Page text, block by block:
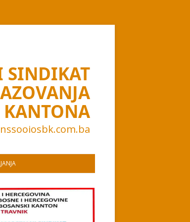
SINDIKAT
KANTONA
nssooiosbk.com.ba